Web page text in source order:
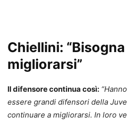
Chiellini:
migliorarsi”
Il difensore continua così:
essere grandi difensori della
continuare a migliorarsi. In loro